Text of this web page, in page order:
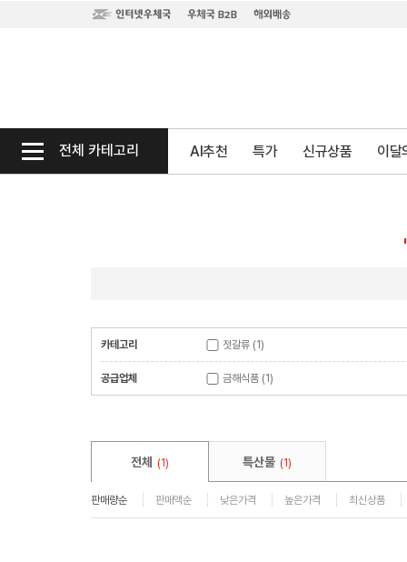
전체 카테고리 AI추천 특가 신규상품 이달
카테고리 젓갈류 (1)
공급업체 금해식품 (1)
전체 (1) 특산물 (1)
판매량순 판매액순 낮은가격 높은가격 최신상품